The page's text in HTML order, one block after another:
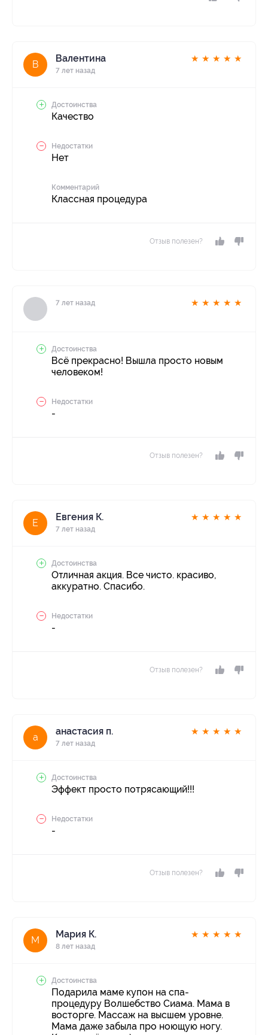
В
Валентина
7 лет назад
★ ★ ★ ★ ★
Достоинства
Качество
Недостатки
Нет
Комментарий
Классная процедура
Отзыв полезен?
7 лет назад ★ ★ ★ ★ ★
Достоинства
Всё прекрасно! Вышла просто новым
человеком!
Недостатки
-
Отзыв полезен?
Е
Евгения К.
7 лет назад
★ ★ ★ ★ ★
Достоинства
Отличная акция. Все чисто. красиво,
аккуратно. Спасибо.
Недостатки
-
Отзыв полезен?
а
анастасия п.
7 лет назад
★ ★ ★ ★ ★
Достоинства
Эффект просто потрясающий!!!
Недостатки
-
Отзыв полезен?
М
Мария К.
8 лет назад
★ ★ ★ ★ ★
Достоинства
Подарила маме купон на спа-
процедуру Волшебство Сиама. Мама в
восторге. Массаж на высшем уровне.
Мама даже забыла про ноющую ногу.